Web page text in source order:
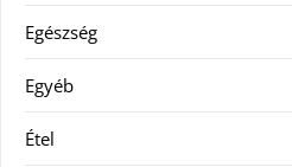
Egészség
Egyéb
Étel